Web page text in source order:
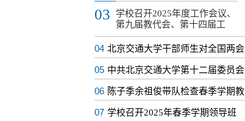
03
学校召开2025年度工作会议、
第九届教代会、第十四届工
04 北京交通大学干部师生对全国两会
05 中共北京交通大学第十二届委员会
06 陈子季余祖俊带队检查春季学期教
07 学校召开2025年春季学期领导班